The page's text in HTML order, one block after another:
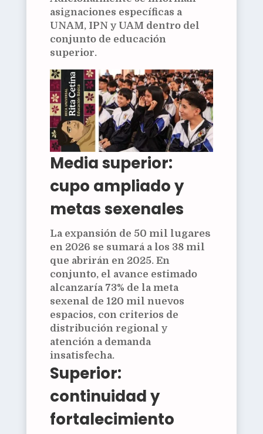
asignaciones específicas a
UNAM, IPN y UAM dentro del
conjunto de educación
superior.
Media superior:
cupo ampliado y
metas sexenales
La expansión de 50 mil lugares
en 2026 se sumará a los 38 mil
que abrirán en 2025. En
conjunto, el avance estimado
alcanzaría 73% de la meta
sexenal de 120 mil nuevos
espacios, con criterios de
distribución regional y
atención a demanda
insatisfecha.
Superior:
continuidad y
fortalecimiento